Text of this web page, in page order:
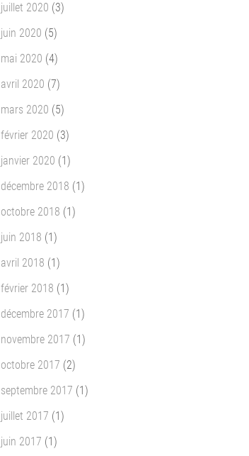
juillet 2020 (3)
juin 2020 (5)
mai 2020 (4)
avril 2020 (7)
mars 2020 (5)
février 2020 (3)
janvier 2020 (1)
décembre 2018 (1)
octobre 2018 (1)
juin 2018 (1)
avril 2018 (1)
février 2018 (1)
décembre 2017 (1)
novembre 2017 (1)
octobre 2017 (2)
septembre 2017 (1)
juillet 2017 (1)
juin 2017 (1)